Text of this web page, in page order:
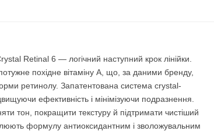
Retinal 6 — логічний наступний крок лінійки.
похідне вітаміну А, що, за даними бренду,
ретинолу. Запатентована система crystal-
ефективність і мінімізуючи подразнення.
тон, покращити текстуру й підтримати чистіший
формулу антиоксидантним і зволожувальним